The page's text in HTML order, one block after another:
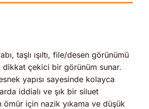
taşlı ışıltı, file/desen görünümü
dikkat çekici bir görünüm sunar.
yapısı sayesinde kolayca
iddialı ve şık bir siluet
ömür için nazik yıkama ve düşük